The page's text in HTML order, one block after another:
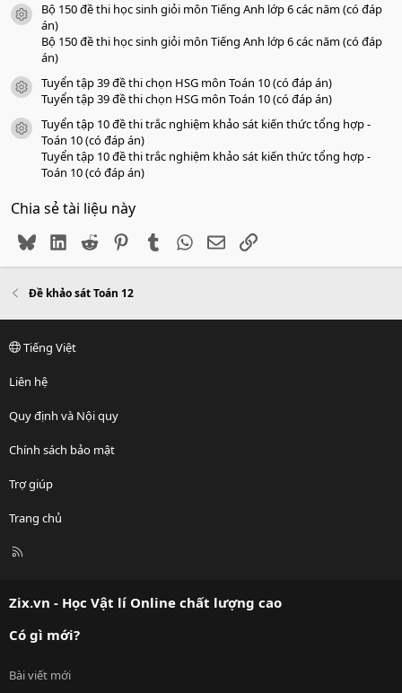
icon tài liệu
Bộ 150 đề thi học sinh giỏi môn Tiếng Anh lớp 6 các năm (có đáp
án)
Bộ 150 đề thi học sinh giỏi môn Tiếng Anh lớp 6 các năm (có đáp
án)
icon tài liệu
Tuyển tập 39 đề thi chọn HSG môn Toán 10 (có đáp án)
Tuyển tập 39 đề thi chọn HSG môn Toán 10 (có đáp án)
icon tài liệu
Tuyển tập 10 đề thi trắc nghiệm khảo sát kiến thức tổng hợp -
Toán 10 (có đáp án)
Tuyển tập 10 đề thi trắc nghiệm khảo sát kiến thức tổng hợp -
Toán 10 (có đáp án)
Chia sẻ tài liệu này
BlueskyLinkedIn
Reddit PinterestTumblr WhatsApp
EmailLink
Đề khảo sát Toán 12
Tiếng Việt
Liên hệ
Quy định và Nội quy
Chính sách bảo mật
Trợ giúp
Trang chủ
R
Zix.vn - Học Vật lí Online chất lượng cao
Có gì mới?
Bài viết mới